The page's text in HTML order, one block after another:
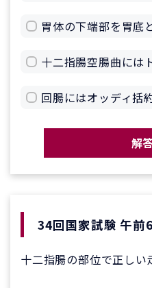
胃体の下端部を胃底
十二指腸空腸曲には
回腸にはオッディ括
解
34回国家試験 午前
十二指腸の部位で正しい